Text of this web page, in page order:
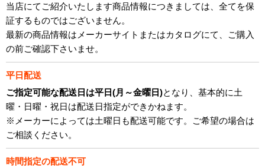
当店にてご紹介いたします商品情報につきましては、全てを保
証するものではございません。
最新の商品情報はメーカーサイトまたはカタログにて、ご購入
の前ご確認下さいませ。
平日配送
ご指定可能な配送日は平日(月～金曜日)となり、基本的に土
曜・日曜・祝日は配送日指定ができかねます。
※メーカーによっては土曜日も配送可能です。ご希望の場合は
ご相談ください。
時間指定の配送不可